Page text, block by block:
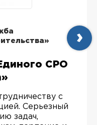
СРО
с
Серьезный
задач,